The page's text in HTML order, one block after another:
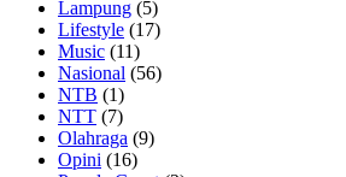
Lampung (5)
Lifestyle (17)
Music (11)
Nasional (56)
NTB (1)
NTT (7)
Olahraga (9)
Opini (16)